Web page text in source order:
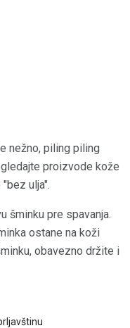
nežno, piling piling
proizvode kože
ulja".
šminku pre spavanja.
ostane na koži
obavezno držite i